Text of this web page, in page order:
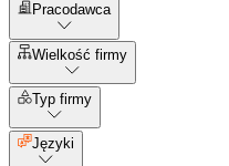
Pracodawca
Wielkość firmy
Typ firmy
Języki